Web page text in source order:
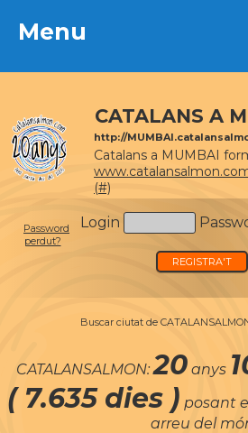
Menu
CATALANS A
http://
Catalans a MUMBAI
(#)
Login
Password
perdut?
REGISTRA'T
Buscar ciutat de
CATALANSALMON:20 anys
( 7.635 dies ) posant
arreu del
Menu